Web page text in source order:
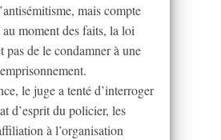
mais compte
moment des faits, la loi
pas de le condamner à une
le juge a tenté d’interroger
d’esprit du policier, les
à l’organisation